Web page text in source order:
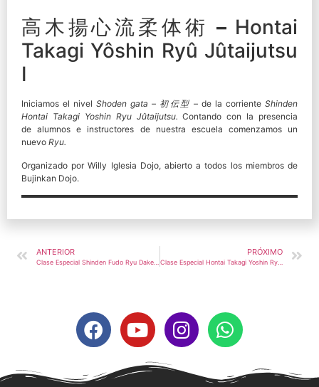
高木揚心流柔体術– Hontai
Takagi Yôshin Ryû Jûtaijutsu
I
Iniciamos el nivelShoden gata – 初伝型 – de la corrienteShinden
Hontai Takagi Yoshin Ryu Jûtaijutsu.Contando con la presencia
de alumnos e instructores de nuestra escuela comenzamos un
nuevo Ryu.
Organizado por Willy Iglesia Dojo, abierto a todos los miembros de
Bujinkan Dojo.
ANTERIOR
Clase Especial Shinden Fudo Ryu Dakentaijutsu II – 2015
PRÓXIMO
Clase Especial Hontai Takagi Yoshin Ryu Jutaijutsu II – 2015